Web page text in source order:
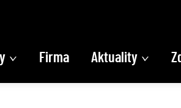
Firma Aktuality